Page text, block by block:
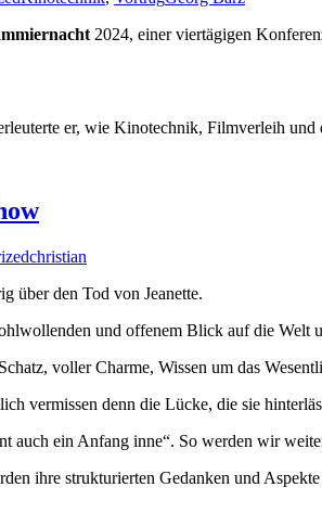
2024, einer viertägigen
er, wie Kinotechnik, Filmverleih
christian
über den Tod von Jeanette.
und offenem Blick auf die Welt
voller Charme, Wissen um das
vermissen denn die Lücke, die sie
auch ein Anfang inne“. So werden wir
ihre strukturierten Gedanken und